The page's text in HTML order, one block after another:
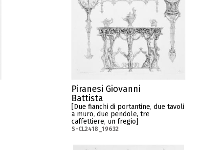
Piranesi Giovanni
Battista
[Due fianchi di portantine, due tavoli
a muro, due pendole, tre
caffettiere, un fregio]
S-CL2418_19632